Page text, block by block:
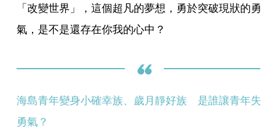
「改變世界」，這個超凡的夢想，勇於突破現狀的勇
氣，是不是還存在你我的心中？
海島青年變身小確幸族、歲月靜好族　是誰讓青年失
勇氣？